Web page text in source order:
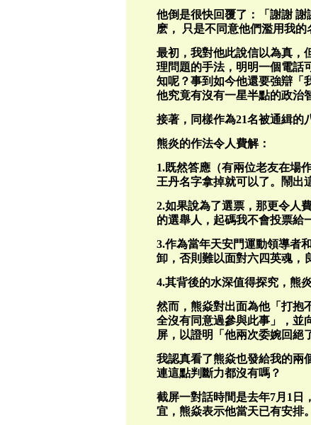
他倒是很快回覆了：「謝謝
麽， 只是不同意他們濫用我的
最初，我對他此說信以為真，
理問題的手法，明明一個電話
知呢？事到如今他還要強辯「
他究竟有沒有一星半點的政治
接著，同樣作為21名被通緝的
熊炎的作法令人費解：
1.既然答應（有兩位老友在場
王丹名字拿掉就可以了。鬧出
2.如果說為了選票，那更令人
的選舉人，起碼我不會投票給
3.作為當年天安門運動領導者
卸，否則難以面對六四英魂，
4.其背後的水深值得探究，熊
然而，熊焱對出面為他「打抱
全沒有同意過參與此事」，並
屏，以證明「他兩次委婉回絕
我認真看了熊焱也發給我的兩
連這點判斷力都沒有嗎？
截屏一對話時間是去年7月1日
宜，熊焱表示他當天已有安排。